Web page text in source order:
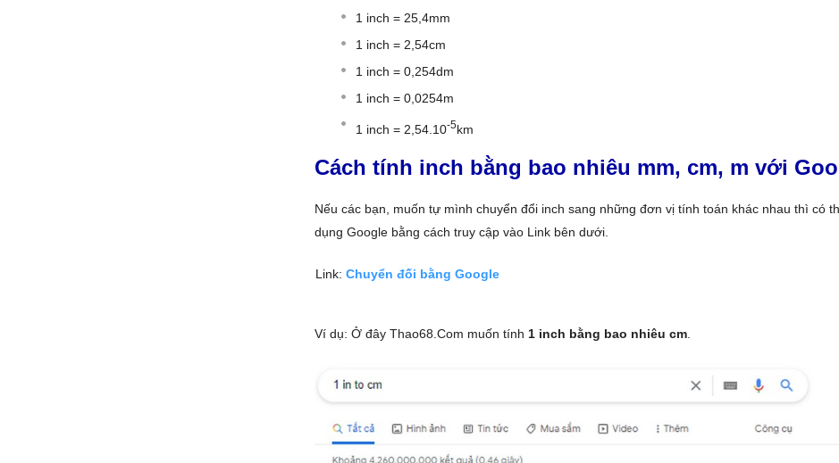
1 inch = 25,4mm
1 inch = 2,54cm
1 inch = 0,254dm
1 inch = 0,0254m
1 inch = 2,54.10-5km
Cách tính inch bằng bao nhiêu mm, cm, m với
Nếu các bạn, muốn tự mình chuyển đổi inch sang những đơn vị tính toán khác nhau thì có
dụng Google bằng cách truy cập vào Link bên dưới.
Link: Chuyển đối bằng Google
Ví dụ: Ở đây Thao68.Com muốn tính 1 inch bằng bao nhiêu cm